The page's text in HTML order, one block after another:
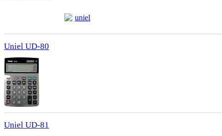
uniel
Uniel UD-80
Uniel UD-81